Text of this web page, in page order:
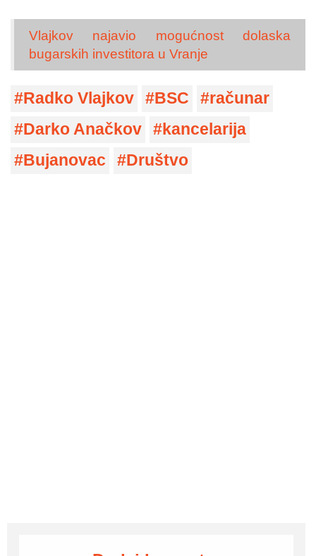
Vlajkov najavio mogućnost dolaska
bugarskih investitora u Vranje
Radko Vlajkov BSC
računar
Darko Anačkov
kancelarija
Bujanovac
Društvo